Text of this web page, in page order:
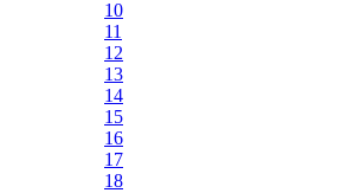
10
11
12
13
14
15
16
17
18